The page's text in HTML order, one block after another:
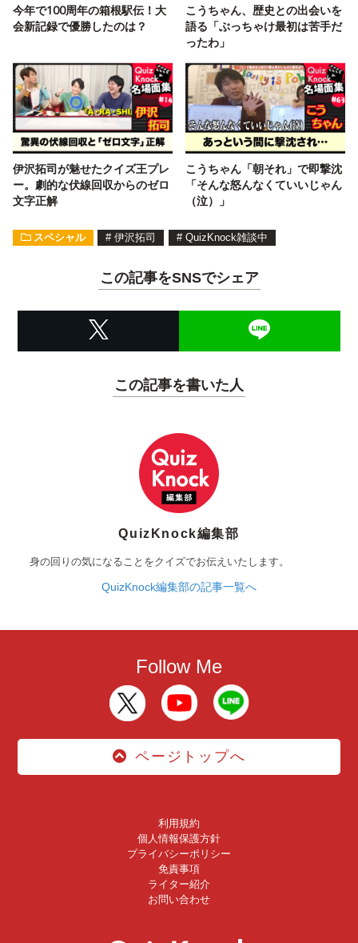
今年で100周年の箱根駅伝！大
会新記録で優勝したのは？
こうちゃん、歴史との出会いを
語る「ぶっちゃけ最初は苦手だ
ったわ」
伊沢拓司が魅せたクイズ王プレ
ー。劇的な伏線回収からのゼロ
文字正解
こうちゃん「朝それ」で即撃沈
「そんな怒んなくていいじゃん
（泣）」
スペシャル # 伊沢拓司 # QuizKnock雑談中
この記事をSNSでシェア
この記事を書いた人
QuizKnock編集部
身の回りの気になることをクイズでお伝えいたします。
QuizKnock編集部の記事一覧へ
Follow Me
ページトップへ
利用規約
個人情報保護方針
プライバシーポリシー
免責事項
ライター紹介
お問い合わせ